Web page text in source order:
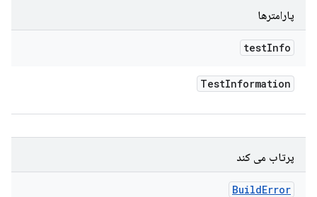
پارامترها
testInfo
TestInformation
پرتاب می کند
BuildError